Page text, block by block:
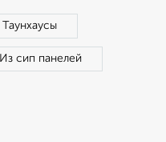
Таунхаусы
Из сип панелей